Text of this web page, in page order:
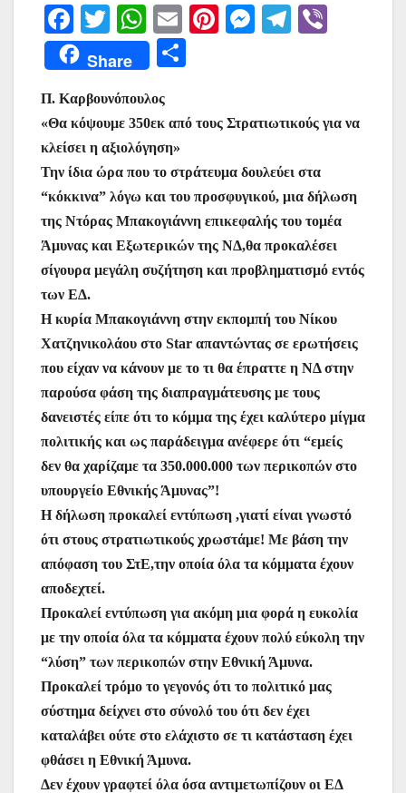
F
a
c
e
b
o
o
k
T
w
itt
er
W
h
at
s
A
p
p
E
m
ai
Pi
st
M
e
n
g
er
T
a
m
Share
ρ
α
σ
τε
ίτ
ε
Π. Καρβουνόπουλος
«Θα κόψουμε 350εκ από τους Στρατιωτικούς για να
κλείσει η αξιολόγηση»
Την ίδια ώρα που το στράτευμα δουλεύει στα
“κόκκινα” λόγω και του προσφυγικού, μια δήλωση
της Ντόρας Μπακογιάννη επικεφαλής του τομέα
Άμυνας και Εξωτερικών της ΝΔ,θα προκαλέσει
σίγουρα μεγάλη συζήτηση και προβληματισμό εντός
των ΕΔ.
Η κυρία Μπακογιάννη στην εκπομπή του Νίκου
Χατζηνικολάου στο Star απαντώντας σε ερωτήσεις
που είχαν να κάνουν με το τι θα έπραττε η ΝΔ στην
παρούσα φάση της διαπραγμάτευσης με τους
δανειστές είπε ότι το κόμμα της έχει καλύτερο μίγμα
πολιτικής και ως παράδειγμα ανέφερε ότι “εμείς
δεν θα χαρίζαμε τα 350.000.000 των περικοπών στο
υπουργείο Εθνικής Άμυνας”!
Η δήλωση προκαλεί εντύπωση ,γιατί είναι γνωστό
ότι στους στρατιωτικούς χρωστάμε! Με βάση την
απόφαση του ΣτΕ,την οποία όλα τα κόμματα έχουν
αποδεχτεί.
Προκαλεί εντύπωση για ακόμη μια φορά η ευκολία
με την οποία όλα τα κόμματα έχουν πολύ εύκολη την
“λύση” των περικοπών στην Εθνική Άμυνα.
Προκαλεί τρόμο το γεγονός ότι το πολιτικό μας
σύστημα δείχνει στο σύνολό του ότι δεν έχει
καταλάβει ούτε στο ελάχιστο σε τι κατάσταση έχει
φθάσει η Εθνική Άμυνα.
Δεν έχουν γραφτεί όλα όσα αντιμετωπίζουν οι ΕΔ